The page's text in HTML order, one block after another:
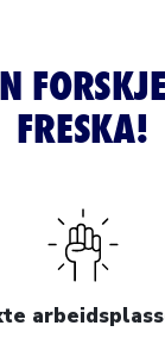
FRESKA!